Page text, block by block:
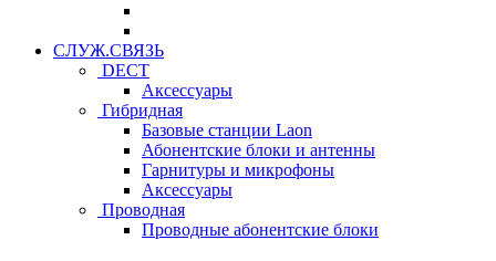
СЛУЖ.СВЯЗЬ
DECT
Аксессуары
Гибридная
Базовые станции Laon
Абонентские блоки и антенны
Гарнитуры и микрофоны
Аксессуары
Проводная
Проводные абонентские блоки